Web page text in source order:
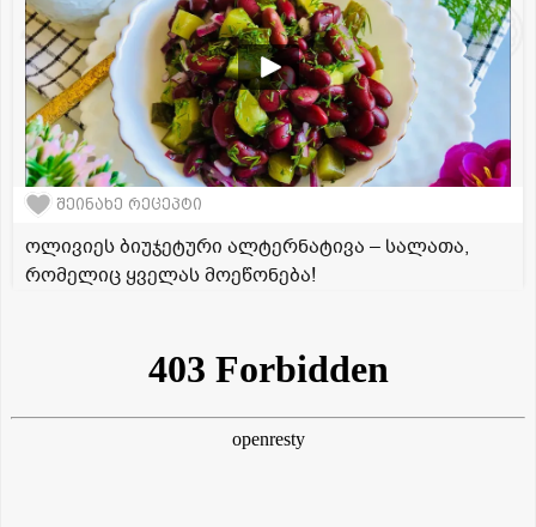
შეინახე რეცეპტი
ოლივიეს ბიუჯეტური ალტერნატივა – სალათა,
რომელიც ყველას მოეწონება!